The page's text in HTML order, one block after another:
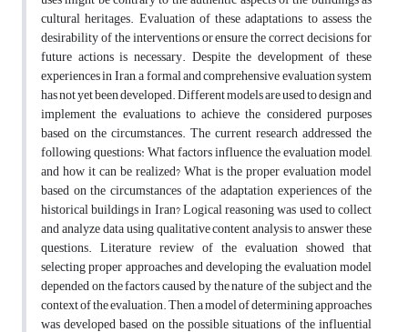
cultural heritages. Evaluation of these adaptations to assess the
desirability of the interventions or ensure the correct decisions for
future actions is necessary. Despite the development of these
experiences in Iran, a formal and comprehensive evaluation system
has not yet been developed. Different models are used to design and
implement the evaluations to achieve the considered purposes
based on the circumstances. The current research addressed the
following questions: What factors influence the evaluation model,
and how it can be realized? What is the proper evaluation model
based on the circumstances of the adaptation experiences of the
historical buildings in Iran? Logical reasoning was used to collect
and analyze data using qualitative content analysis to answer these
questions. Literature review of the evaluation showed that
selecting proper approaches and developing the evaluation model
depended on the factors caused by the nature of the subject and the
context of the evaluation. Then, a model of determining approaches
was developed based on the possible situations of the influential